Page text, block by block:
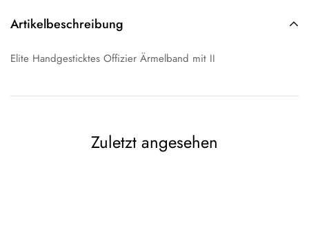
Artikelbeschreibung
Elite Handgesticktes Offizier Ärmelband mit II
Zuletzt angesehen